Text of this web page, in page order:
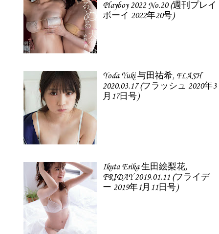
Playboy 2022 No.20 (週刊プレイ
ボーイ 2022年20号)
Yoda Yuki 与田祐希, FLASH
2020.03.17 (フラッシュ 2020年3
月17日号)
Ikuta Erika 生田絵梨花,
FRIDAY 2019.01.11 (フライデ
ー 2019年1月11日号)